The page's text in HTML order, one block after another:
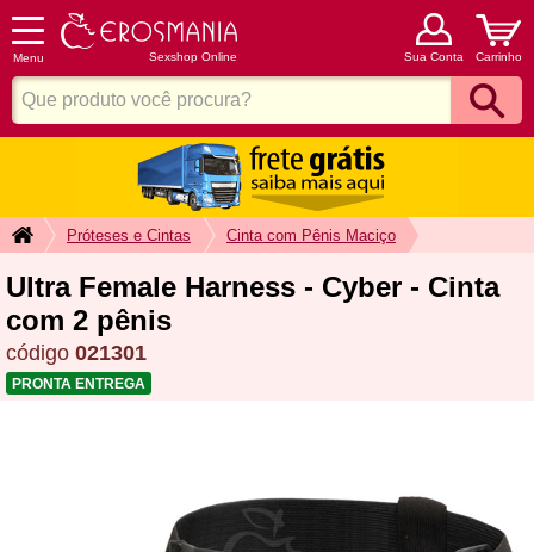
Menu Sexshop Online Sua Conta Carrinho
Próteses e Cintas Cinta com Pênis Maciço
Ultra Female Harness - Cyber - Cinta
com 2 pênis
código 021301
PRONTA ENTREGA